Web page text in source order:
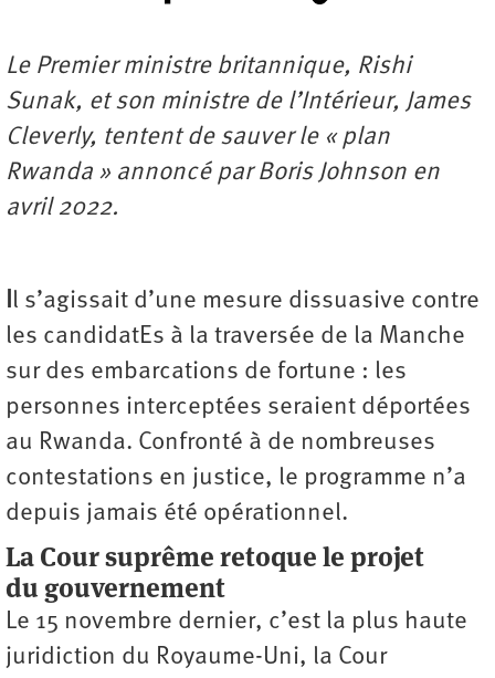
Le Premier ministre britannique, Rishi
Sunak, et son ministre de l’Intérieur, James
Cleverly, tentent de sauver le « plan
Rwanda » annoncé par Boris Johnson en
avril 2022.
Il s’agissait d’une mesure dissuasive contre
les candidatEs à la traversée de la Manche
sur des embarcations de fortune : les
personnes interceptées seraient déportées
au Rwanda. Confronté à de nombreuses
contestations en justice, le programme n’a
depuis jamais été opérationnel.
La Cour suprême retoque le projet
du gouvernement
Le 15 novembre dernier, c’est la plus haute
juridiction du Royaume-Uni, la Cour